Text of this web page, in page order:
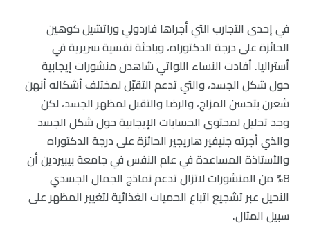
في إحدى التجارب التي أجراها فاردولي وراتشيل كوهين
الحائزة على درجة الدكتوراه، وباحثة نفسية سريرية في
أستراليا. أفادت النساء اللواتي شاهدن منشورات إيجابية
حول شكل الجسد، والتي تدعم التقبّل لمختلف أشكاله أنهن
شعرن بتحسن المزاج، والرضا والتقبل لمظهر الجسد، لكن
وجد تحليل لمحتوى الحسابات الإيجابية حول شكل الجسد
والذي أجرته جنيفير هاريجير الحائزة على درجة الدكتوراه
والأستاذة المساعدة في علم النفس في جامعة بيبيردين أن
8% من المنشورات لاتزال تدعم نماذج الجمال الجسدي
النحيل عبر تشجيع اتباع الحميات الغذائية لتغيير المظهر على
سبيل المثال.